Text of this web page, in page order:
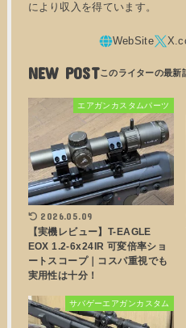
により収入を得ています。
NEW POST
エアガンカスタムパーツ
2026.05.09
【実機レビュー】T-EAGLE
EOX 1.2-6x24IR 可変倍率ショ
ートスコープ｜コスパ重視でも
実用性は十分！
サバゲーエアガンカスタム